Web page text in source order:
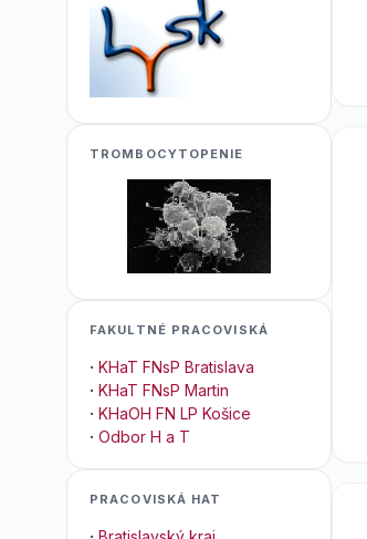
TROMBOCYTOPENIE
FAKULTNÉ PRACOVISKÁ
· KHaT FNsP Bratislava
· KHaT FNsP Martin
· KHaOH FN LP Košice
· Odbor H a T
PRACOVISKÁ HAT